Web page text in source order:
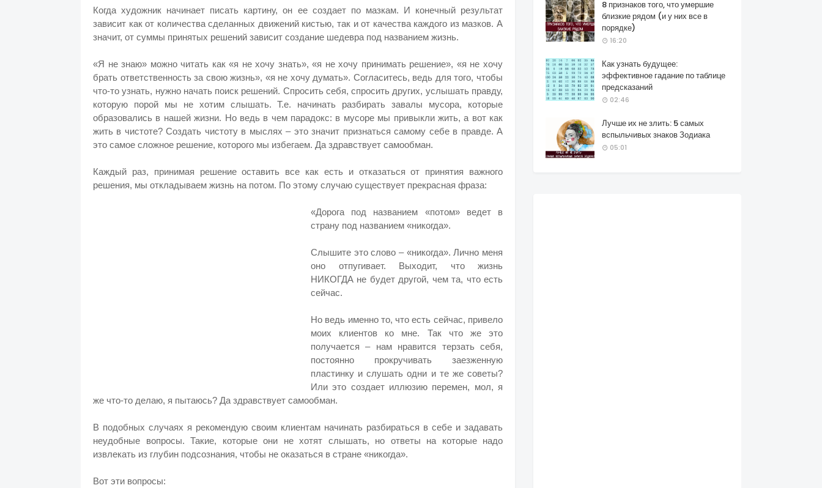
Когда художник начинает писать картину, он ее создает по мазкам. И конечный результат
зависит как от количества сделанных движений кистью, так и от качества каждого из мазков. А
значит, от суммы принятых решений зависит создание шедевра под названием жизнь.
«Я не знаю» можно читать как «я не хочу знать», «я не хочу принимать решение», «я не хочу
брать ответственность за свою жизнь», «я не хочу думать». Согласитесь, ведь для того, чтобы
что-то узнать, нужно начать поиск решений. Спросить себя, спросить других, услышать правду,
которую порой мы не хотим слышать. Т.е. начинать разбирать завалы мусора, которые
образовались в нашей жизни. Но ведь в чем парадокс: в мусоре мы привыкли жить, а вот как
жить в чистоте? Создать чистоту в мыслях – это значит признаться самому себе в правде. А
это самое сложное решение, которого мы избегаем. Да здравствует самообман.
Каждый раз, принимая решение оставить все как есть и отказаться от принятия важного
решения, мы откладываем жизнь на потом. По этому случаю существует прекрасная фраза:
«Дорога под названием «потом» ведет в
страну под названием «никогда».
Слышите это слово – «никогда». Лично меня
оно отпугивает. Выходит, что жизнь
НИКОГДА не будет другой, чем та, что есть
сейчас.
Но ведь именно то, что есть сейчас, привело
моих клиентов ко мне. Так что же это
получается – нам нравится терзать себя,
постоянно прокручивать заезженную
пластинку и слушать одни и те же советы?
Или это создает иллюзию перемен, мол, я
же что-то делаю, я пытаюсь? Да здравствует самообман.
В подобных случаях я рекомендую своим клиентам начинать разбираться в себе и задавать
неудобные вопросы. Такие, которые они не хотят слышать, но ответы на которые надо
извлекать из глубин подсознания, чтобы не оказаться в стране «никогда».
Вот эти вопросы:
8 признаков того, что умершие
близкие рядом (и у них все в
порядке)
16:20
Как узнать будущее:
эффективное гадание по таблице
предсказаний
02:46
Лучше их не злить: 5 самых
вспыльчивых знаков Зодиака
05:01